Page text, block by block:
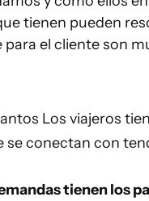
tienen pueden
el cliente son
Los viajeros
se conectan con
mandas tienen los